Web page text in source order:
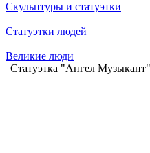
Скульптуры и статуэтки
Статуэтки людей
Великие люди
Статуэтка "Ангел